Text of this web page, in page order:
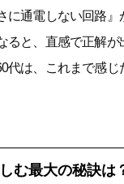
に通電しない回路
ると、直感で正解
代は、これまで感
む最大の秘訣は